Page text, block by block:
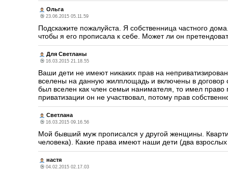
Ольга
23.06.2015 05.11.59
Подскажите пожалуйста. Я собственница частного
чтобы я его прописала к себе. Может ли он
Для Светланы
16.03.2015 21.18.55
Ваши дети не имеют никаких прав на
вселены на данную жилплощадь и включены в договор
был вселен как член семьи нанимателя, то имел право
приватизации он не участвовал, потому прав
Светлана
16.03.2015 09.16.56
Мой бывший муж прописался у другой женщины.
человека). Какие права имеют наши дети (два
настя
04.02.2015 02.17.03